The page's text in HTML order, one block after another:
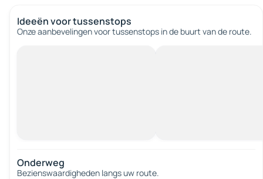
Ideeën voor tussenstops
Onze aanbevelingen voor tussenstops in de buurt van de route.
Onderweg
Bezienswaardigheden langs uw route.